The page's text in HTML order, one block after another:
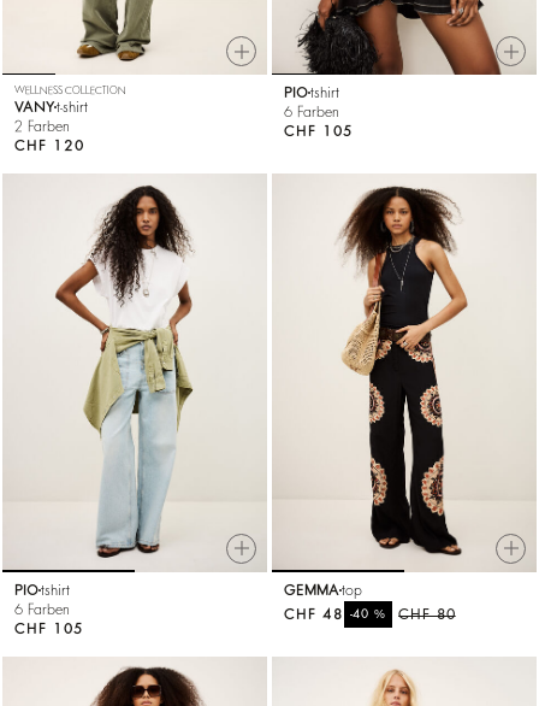
WELLNESS COLLECTION
VANYt-shirt
2 Farben
CHF 120
PIOtshirt
6 Farben
CHF 105
PIOtshirt
6 Farben
CHF 105
GEMMA top
CHF 80
-40%
CHF 48